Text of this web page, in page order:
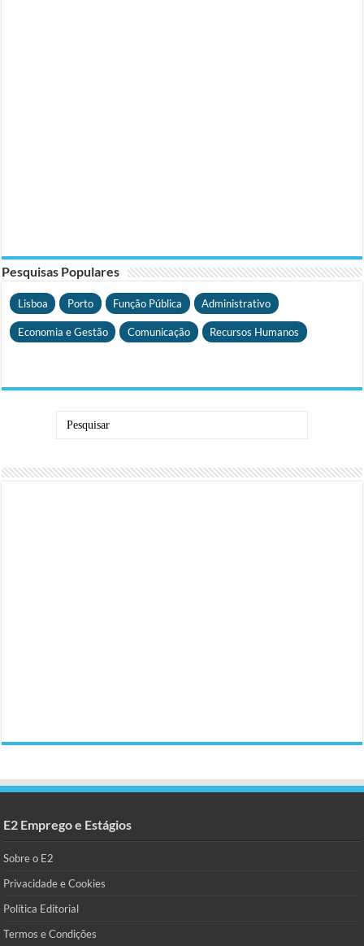
Pesquisas Populares
Lisboa Porto Função Pública Administrativo
Economia e Gestão Comunicação Recursos Humanos
E2 Emprego e Estágios
Sobre o E2
Privacidade e Cookies
Política Editorial
Termos e Condições